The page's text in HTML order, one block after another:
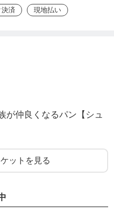
決済 現地払い
仲良くなるパン【シュ
ットを見る